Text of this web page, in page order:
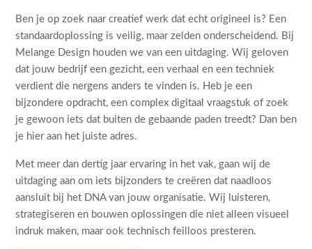
Ben je op zoek naar creatief werk dat echt origineel is? Een
standaardoplossing is veilig, maar zelden onderscheidend. Bij
Melange Design houden we van een uitdaging. Wij geloven
dat jouw bedrijf een gezicht, een verhaal en een techniek
verdient die nergens anders te vinden is. Heb je een
bijzondere opdracht, een complex digitaal vraagstuk of zoek
je gewoon iets dat buiten de gebaande paden treedt? Dan ben
je hier aan het juiste adres.
Met meer dan dertig jaar ervaring in het vak, gaan wij de
uitdaging aan om iets bijzonders te creëren dat naadloos
aansluit bij het DNA van jouw organisatie. Wij luisteren,
strategiseren en bouwen oplossingen die niet alleen visueel
indruk maken, maar ook technisch feilloos presteren.